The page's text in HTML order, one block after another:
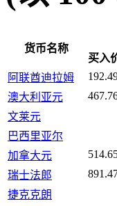
货币名称
买入
阿联酋迪拉姆
澳大利亚元
文莱元
巴西里亚尔
加拿大元
瑞士法郎
捷克克朗